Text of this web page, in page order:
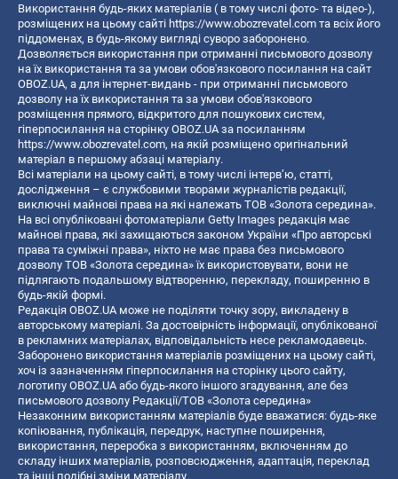
Використання будь-яких матеріалів ( в тому числі фото- та відео-),
розміщених на цьому сайті https://www.obozrevatel.com та всіх його
піддоменах, в будь-якому вигляді суворо заборонено.
Дозволяється використання при отриманні письмового дозволу
на їх використання та за умови обов'язкового посилання на сайт
OBOZ.UA, а для інтернет-видань - при отриманні письмового
дозволу на їх використання та за умови обов'язкового
розміщення прямого, відкритого для пошукових систем,
гіперпосилання на сторінку OBOZ.UA за посиланням
https://www.obozrevatel.com, на якій розміщено оригінальний
матеріал в першому абзаці матеріалу.
Всі матеріали на цьому сайті, в тому числі інтерв’ю, статті,
дослідження – є службовими творами журналістів редакції,
виключні майнові права на які належать ТОВ «Золота середина».
На всі опубліковані фотоматеріали Getty Images редакція має
майнові права, які захищаються законом України «Про авторські
права та суміжні права», ніхто не має права без письмового
дозволу ТОВ «Золота середина» їх використовувати, вони не
підлягають подальшому відтворенню, перекладу, поширенню в
будь-якій формі.
Редакція OBOZ.UA може не поділяти точку зору, викладену в
авторському матеріалі. За достовірність інформації, опублікованої
в рекламних матеріалах, відповідальність несе рекламодавець.
Заборонено використання матеріалів розміщених на цьому сайті,
хоч із зазначенням гіперпосилання на сторінку цього сайту,
логотипу OBOZ.UA або будь-якого іншого згадування, але без
письмового дозволу Редакції/ТОВ «Золота середина»
Незаконним використанням матеріалів буде вважатися: будь-яке
копiювання, публiкацiя, передрук, наступне поширення,
використання, переробка з використанням, включенням до
складу інших матеріалів, розповсюдження, адаптація, переклад
та інші подібні зміни матеріалу.